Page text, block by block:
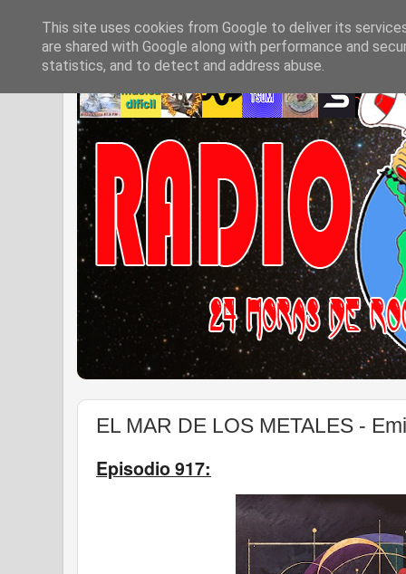
EL MAR DE LOS METALES -
Episodio 917:
This site uses cookies from Google to deliver its
are shared with Google along with performance and
statistics, and to detect and address abuse.